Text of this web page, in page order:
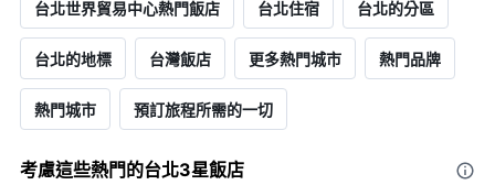
台北世界貿易中心熱門飯店 台北住宿 台北的分區
台北的地標 台灣飯店 更多熱門城市 熱門品牌
熱門城市 預訂旅程所需的一切
考慮這些熱門的台北3星​飯店